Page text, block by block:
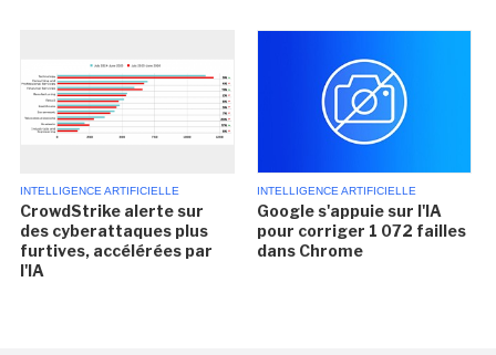
INTELLIGENCE ARTIFICIELLE
CrowdStrike alerte sur
des cyberattaques plus
furtives, accélérées par
l'IA
INTELLIGENCE ARTIFICIELLE
Google s'appuie sur l'IA
pour corriger 1 072 failles
dans Chrome